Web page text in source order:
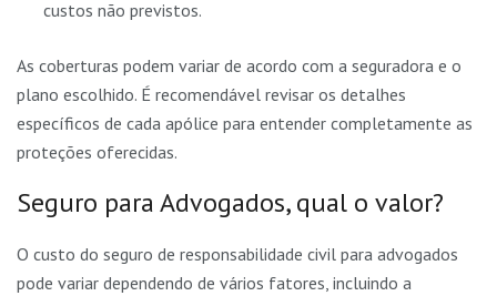
custos não previstos.
As coberturas podem variar de acordo com a seguradora e o
plano escolhido. É recomendável revisar os detalhes
específicos de cada apólice para entender completamente as
proteções oferecidas.
Seguro para Advogados, qual o valor?
O custo do seguro de responsabilidade civil para advogados
pode variar dependendo de vários fatores, incluindo a